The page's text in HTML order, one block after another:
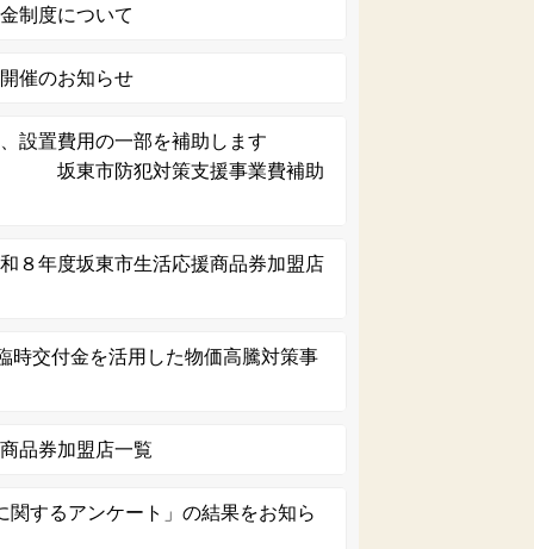
制度について
催のお知らせ
設置費用の一部を補助します
策支援事業費補助
８年度坂東市生活応援商品券加盟店
時交付金を活用した物価高騰対策事
品券加盟店一覧
関するアンケート」の結果をお知ら